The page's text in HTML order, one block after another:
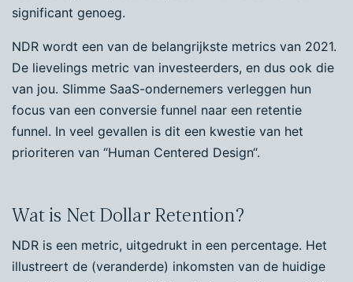
significant genoeg.
NDR wordt een van de belangrijkste metrics van 2021.
De lievelings metric van investeerders, en dus ook die
van jou. Slimme SaaS-ondernemers verleggen hun
focus van een conversie funnel naar een retentie
funnel. In veel gevallen is dit een kwestie van het
prioriteren van “Human Centered Design“.
Wat is Net Dollar Retention?
NDR is een metric, uitgedrukt in een percentage. Het
illustreert de (veranderde) inkomsten van de huidige